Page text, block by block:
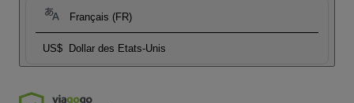
Français (FR)
US$ Dollar des Etats-Unis